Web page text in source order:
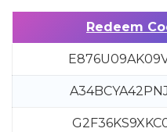
Redeem